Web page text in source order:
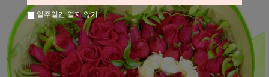
일주일간 열지 않기